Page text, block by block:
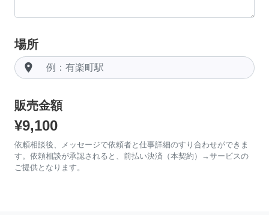
場所
room
販売金額
¥9,100
依頼相談後、メッセージで依頼者と仕事詳細のすり合わせができま
す。依頼相談が承認されると、前払い決済（本契約）→サービスの
ご提供となります。